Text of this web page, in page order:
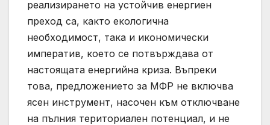
реализирането на устойчив енергиен
преход са, както екологична
необходимост, така и икономически
императив, което се потвърждава от
настоящата енергийна криза. Въпреки
това, предложението за МФР не включва
ясен инструмент, насочен към отключване
на пълния териториален потенциал, и не